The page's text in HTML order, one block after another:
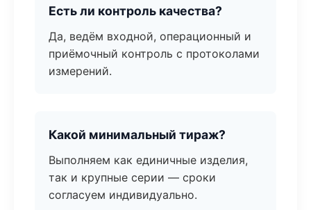
Есть ли контроль качества?
Да, ведём входной, операционный и
приёмочный контроль с протоколами
измерений.
Какой минимальный тираж?
Выполняем как единичные изделия,
так и крупные серии — сроки
согласуем индивидуально.